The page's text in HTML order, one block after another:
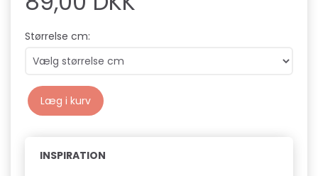
Størrelse cm:
Læg i kurv
INSPIRATION